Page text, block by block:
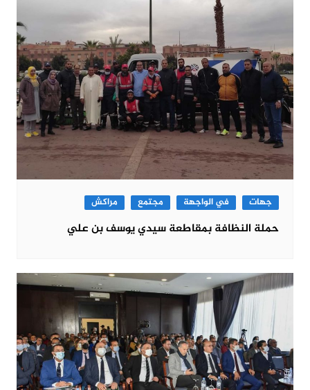
جهات في الواجهة مجتمع مراكش
حملة النظافة بمقاطعة سيدي يوسف بن علي